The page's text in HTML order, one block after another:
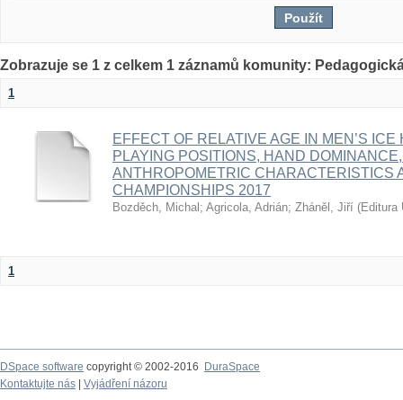
Zobrazuje se 1 z celkem 1 záznamů komunity:
1
EFFECT OF RELATIVE AGE IN MEN’S
PLAYING POSITIONS, HAND
ANTHROPOMETRIC CHARACTERISTICS
CHAMPIONSHIPS 2017
Bozděch, Michal ; Agricola, Adrián; Zháněl, Jiří (Editura
1
DSpace software copyright © 2002-2016
DuraSpace
Kontaktujte nás
Vyjádření názoru